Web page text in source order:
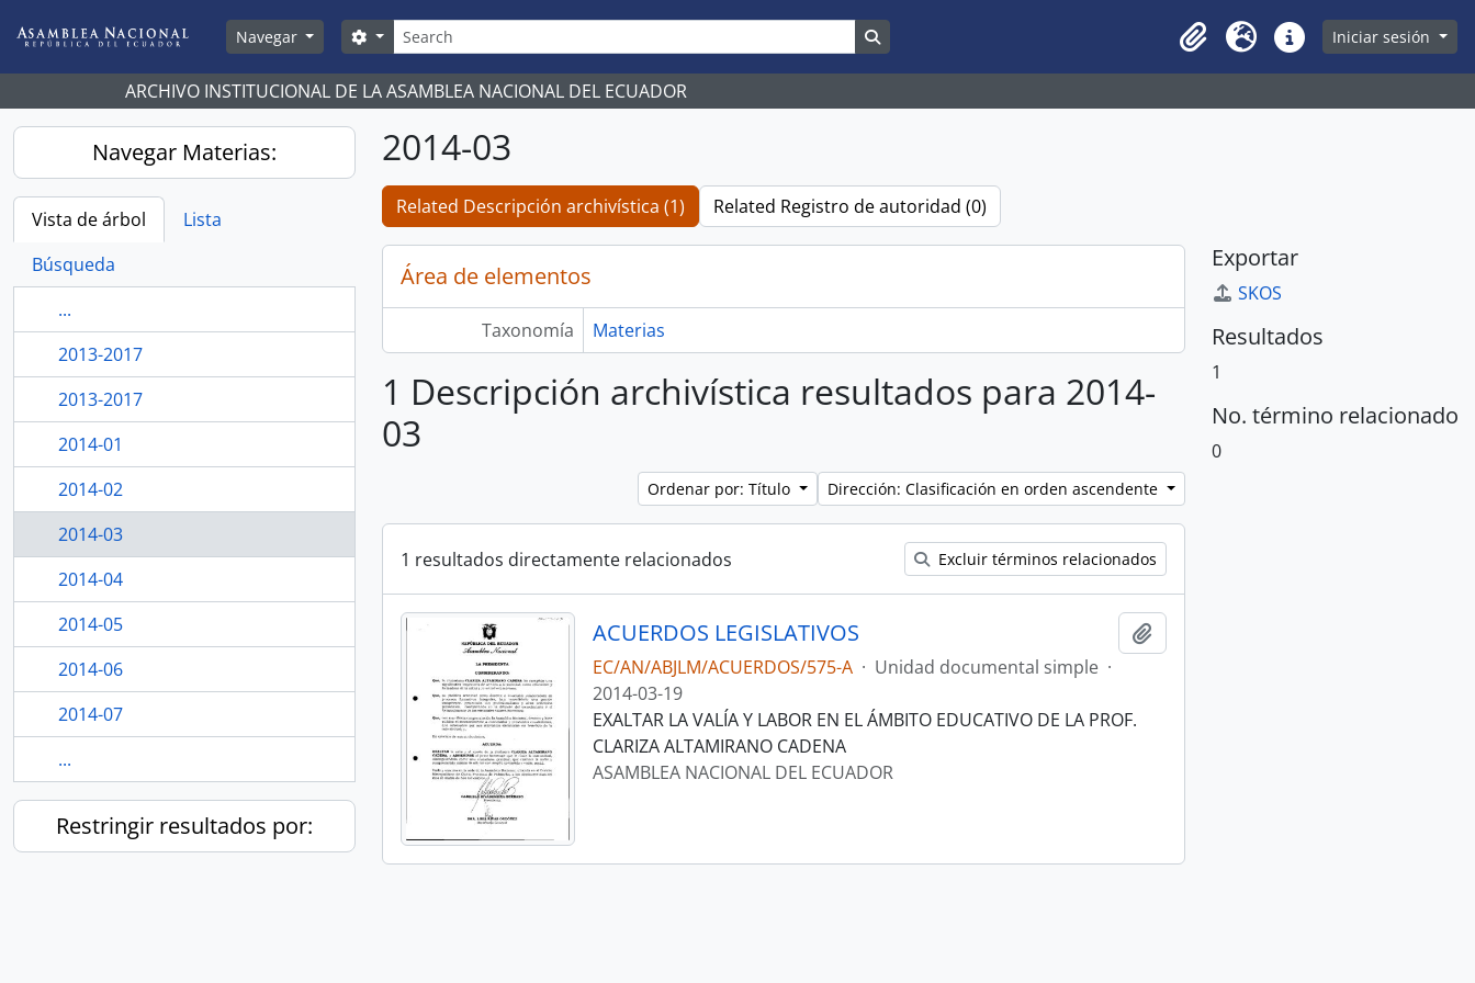
Navegar
Búsqueda
Search options
Clipboard
Idioma Enlaces rápidos
Iniciar sesión
ARCHIVO INSTITUCIONAL DE LA ASAMBLEA NACIONAL DEL ECUADOR
Navegar Materias:
Vista de árbol
Lista
Búsqueda
...
2013-2017
2013-2017
2014-01
2014-02
2014-03
2014-04
2014-05
2014-06
2014-07
...
Restringir resultados por:
2014-03
Related Descripción archivística (1) Related Registro de autoridad (0)
Área de elementos
Taxonomía Materias
1 Descripción archivística resultados para 2014-
03
Ordenar por: Título Dirección: Clasificación en orden ascendente
1 resultados directamente relacionados Excluir términos relacionados
ACUERDOS LEGISLATIVOS
EC/AN/ABJLM/ACUERDOS/575-A · Unidad documental simple ·
2014-03-19
EXALTAR LA VALÍA Y LABOR EN EL ÁMBITO EDUCATIVO DE LA PROF.
CLARIZA ALTAMIRANO CADENA
ASAMBLEA NACIONAL DEL ECUADOR
Exportar
SKOS
Resultados
1
No. término relacionado
0